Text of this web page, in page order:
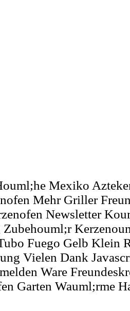
Mexiko
Mehr Griller
Newsletter
Fuego Gelb Klein
Vielen Dank
Ware
Garten Wauml;rme